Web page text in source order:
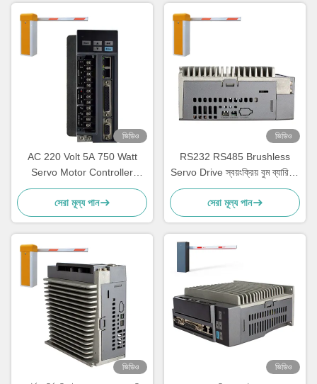
ভিডিও
AC 220 Volt 5A 750 Watt
Servo Motor Controller
Parking Barrier Remote
Control
সেরা মূল্য পান
ভিডিও
RS232 RS485 Brushless
Servo Drive স্বয়ংক্রিয় বুম ব্যারিয়ার
গেট ব্যবহার
সেরা মূল্য পান
ভিডিও ভিডিও